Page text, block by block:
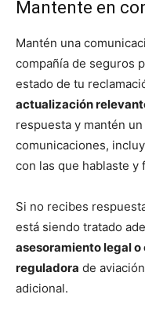
Mantente en
Mantén una
compañía de seguros
estado de tu
actualización
respuesta y mantén
comunicaciones,
con las que hablaste y
Si no recibes
está siendo tratado
asesoramiento legal
reguladora de
adicional.